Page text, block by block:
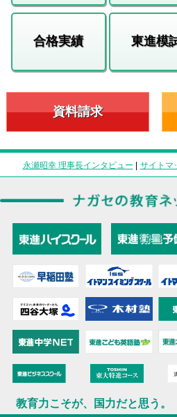
合格実績 東進模
資料請求
永瀬昭幸 理事長インタビュー | サイトマ
教育力こそが、国力だと思う。